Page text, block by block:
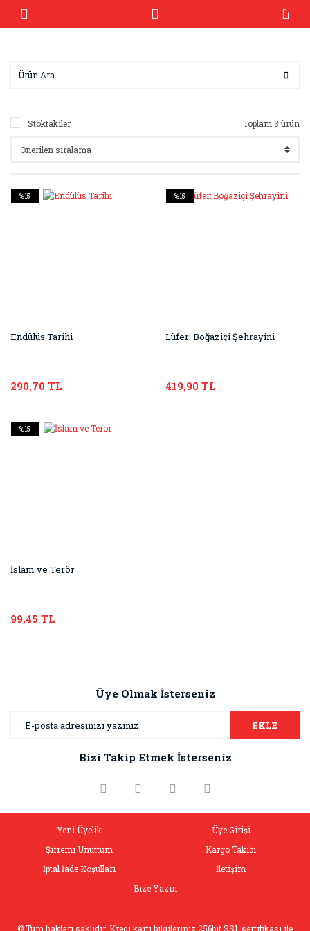
Stoktakiler Toplam 3 ürün
%15
Endülüs Tarihi
290,70 TL
%15
Lüfer: Boğaziçi Şehrayini
419,90 TL
%15
İslam ve Terör
99,45 TL
Üye Olmak İsterseniz
EKLE
Bizi Takip Etmek İsterseniz
Yeni Üyelik
Üye Girişi
Şifremi Unuttum
Kargo Takibi
İptal İade Koşulları
İletişim
Bize Yazın
© Tüm hakları saklıdır. Kredi kartı bilgileriniz 256bit SSL sertifikası ile